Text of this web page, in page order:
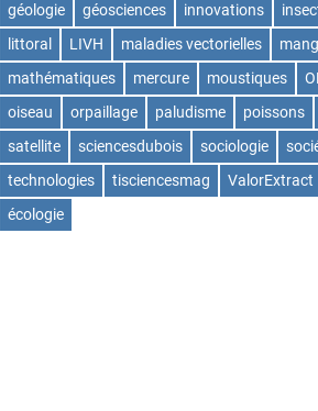
géologie
géosciences innovations
littoral
LIVH maladies vectorielles
mathématiques
mercure moustiques
oiseau
orpaillage paludisme poissons
satellite
sciencesdubois sociologie
technologies
tisciencesmag ValorExtract
écologie